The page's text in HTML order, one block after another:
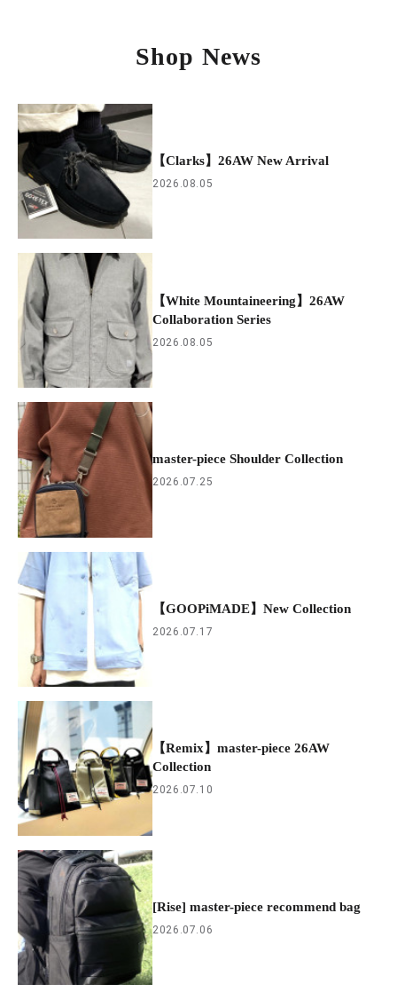
Shop News
【Clarks】26AW New Arrival
2026.08.05
【White Mountaineering】26AW
Collaboration Series
2026.08.05
master-piece Shoulder Collection
2026.07.25
【GOOPiMADE】New Collection
2026.07.17
【Remix】master-piece 26AW
Collection
2026.07.10
[Rise] master-piece recommend bag
2026.07.06